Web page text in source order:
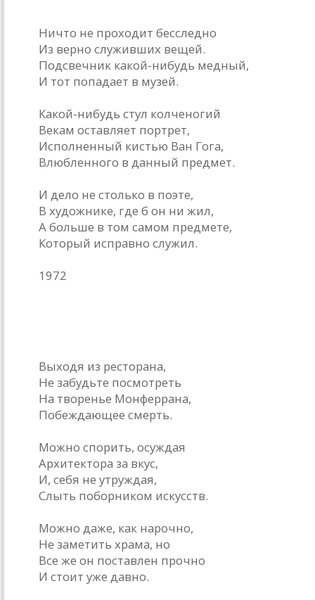
Ничто не проходит бесследно
Из верно служивших вещей.
Подсвечник какой-нибудь медный,
И тот попадает в музей.
Какой-нибудь стул колченогий
Векам оставляет портрет,
Исполненный кистью Ван Гога,
Влюбленного в данный предмет.
И дело не столько в поэте,
В художнике, где б он ни жил,
А больше в том самом предмете,
Который исправно служил.
1972
Выходя из ресторана,
Не забудьте посмотреть
На творенье Монферрана,
Побеждающее смерть.
Можно спорить, осуждая
Архитектора за вкус,
И, себя не утруждая,
Слыть поборником искусств.
Можно даже, как нарочно,
Не заметить храма, но
Все же он поставлен прочно
И стоит уже давно.